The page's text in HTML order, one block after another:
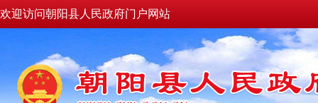
欢迎访问朝阳县人民政府门户网站